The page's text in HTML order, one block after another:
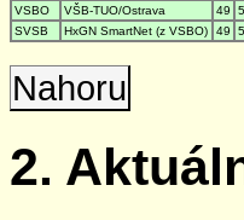
VSBO
VŠB-TUO/Ostrava 49
SVSB
HxGN SmartNet (z VSBO) 49
Nahoru
2.